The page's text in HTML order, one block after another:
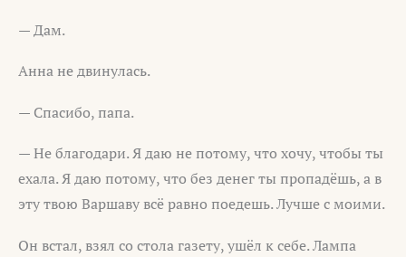
— Дам.
Анна не двинулась.
— Спасибо, папа.
— Не благодари. Я даю не потому, что хочу, чтобы ты
ехала. Я даю потому, что без денег ты пропадёшь, а в
эту твою Варшаву всё равно поедешь. Лучше с моими.
Он встал, взял со стола газету, ушёл к себе. Лампа